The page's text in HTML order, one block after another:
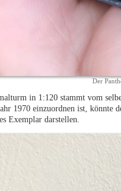
Der
in 1:120 stammt vom
1970 einzuordnen ist, könnte
Exemplar darstellen.